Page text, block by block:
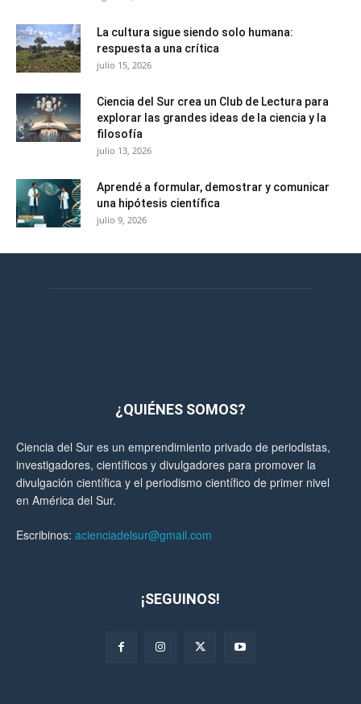
La cultura sigue siendo solo humana:
respuesta a una crítica
julio 15, 2026
Ciencia del Sur crea un Club de Lectura para
explorar las grandes ideas de la ciencia y la
filosofía
julio 13, 2026
Aprendé a formular, demostrar y comunicar
una hipótesis científica
julio 9, 2026
¿QUIÉNES SOMOS?
Ciencia del Sur es un emprendimiento privado de periodistas,
investigadores, científicos y divulgadores para promover la
divulgación científica y el periodismo científico de primer nivel
en América del Sur.
Escribinos: acienciadelsur@gmail.com
¡SEGUINOS!